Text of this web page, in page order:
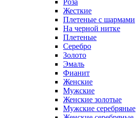
Роза
Жесткие
Плетеные с шармами
На черной нитке
Плетеные
Серебро
Золото
Эмаль
Фианит
Женские
Мужские
Женские золотые
Мужские серебряные